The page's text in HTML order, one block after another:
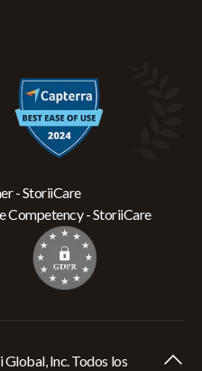
Inc. Todos los